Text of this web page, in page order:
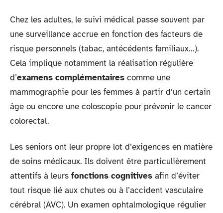
Chez les adultes, le suivi médical passe souvent par
une surveillance accrue en fonction des facteurs de
risque personnels (tabac, antécédents familiaux…).
Cela implique notamment la réalisation régulière
d’examens complémentaires comme une
mammographie pour les femmes à partir d’un certain
âge ou encore une coloscopie pour prévenir le cancer
colorectal.
Les seniors ont leur propre lot d’exigences en matière
de soins médicaux. Ils doivent être particulièrement
attentifs à leurs fonctions cognitives afin d’éviter
tout risque lié aux chutes ou à l’accident vasculaire
cérébral (AVC). Un examen ophtalmologique régulier